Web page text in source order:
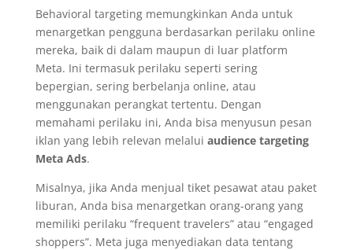
Behavioral targeting memungkinkan Anda untuk
menargetkan pengguna berdasarkan perilaku online
mereka, baik di dalam maupun di luar platform
Meta. Ini termasuk perilaku seperti sering
bepergian, sering berbelanja online, atau
menggunakan perangkat tertentu. Dengan
memahami perilaku ini, Anda bisa menyusun pesan
iklan yang lebih relevan melalui audience targeting
Meta Ads.
Misalnya, jika Anda menjual tiket pesawat atau paket
liburan, Anda bisa menargetkan orang-orang yang
memiliki perilaku “frequent travelers” atau “engaged
shoppers”. Meta juga menyediakan data tentang